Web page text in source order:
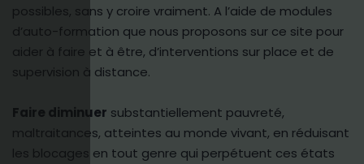
possibles, sans y croire vraiment. A l’aide de modules
d’auto-formation que nous proposons sur ce site pour
aider à faire et à être, d’interventions sur place et de
supervision à distance.
Faire diminuer substantiellement pauvreté,
maltraitances, atteintes au monde vivant, en réduisant
les blocages en tout genre qui perpétuent ces états